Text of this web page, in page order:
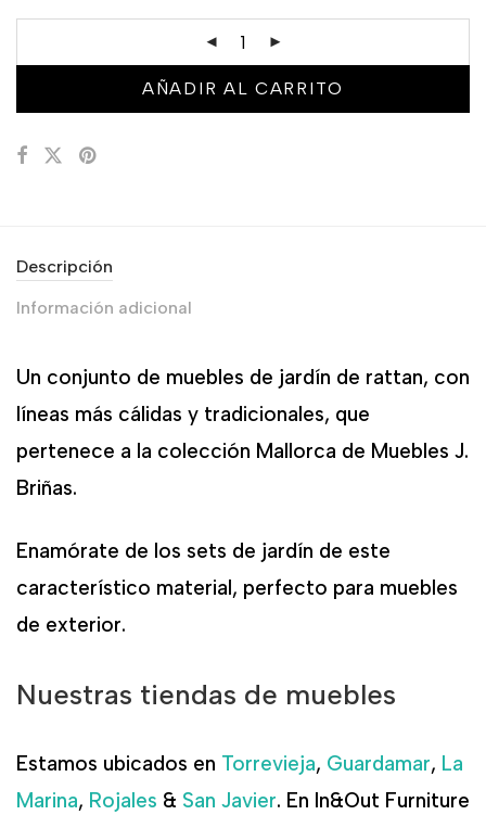
valoración de
AÑADIR AL CARRITO
Descripción
Información adicional
Un conjunto de muebles de jardín de rattan, con
líneas más cálidas y tradicionales, que
pertenece a la colección Mallorca de Muebles J.
Briñas.
Enamórate de los sets de jardín de este
característico material, perfecto para muebles
de exterior.
Nuestras tiendas de muebles
Estamos ubicados en Torrevieja, Guardamar, La
Marina, Rojales & San Javier. En In&Out Furniture